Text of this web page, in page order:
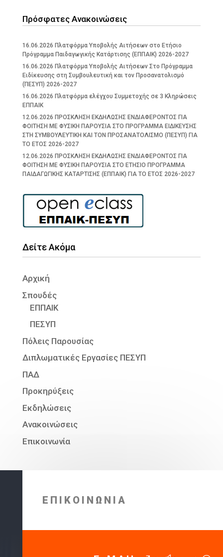
Πρόσφατες Ανακοινώσεις
16.06.2026 Πλατφόρμα Υποβολής Αιτήσεων στο Ετήσιο
Πρόγραμμα Παιδαγωγικής Κατάρτισης (ΕΠΠΑΙΚ) 2026-2027
16.06.2026 Πλατφόρμα Υποβολής Αιτήσεων Στο Πρόγραμμα
Ειδίκευσης στη Συμβουλευτική και τον Προσανατολισμό
(ΠΕΣΥΠ) 2026-2027
16.06.2026 Πλατφόρμα ελέγχου Συμμετοχής σε 3 Κληρώσεις
ΕΠΠΑΙΚ
12.06.2026 ΠΡΟΣΚΛΗΣΗ ΕΚΔΗΛΩΣΗΣ ΕΝΔΙΑΦΕΡΟΝΤΟΣ ΓΙΑ
ΦΟΙΤΗΣΗ ΜΕ ΦΥΣΙΚΗ ΠΑΡΟΥΣΙΑ ΣΤΟ ΠΡΟΓΡΑΜΜΑ ΕΙΔΙΚΕΥΣΗΣ
ΣΤΗ ΣΥΜΒΟΥΛΕΥΤΙΚΗ ΚΑΙ ΤΟΝ ΠΡΟΣΑΝΑΤΟΛΙΣΜΟ (ΠΕΣΥΠ) ΓΙΑ
ΤΟ ΕΤΟΣ 2026-2027
12.06.2026 ΠΡΟΣΚΛΗΣΗ ΕΚΔΗΛΩΣΗΣ ΕΝΔΙΑΦΕΡΟΝΤΟΣ ΓΙΑ
ΦΟΙΤΗΣΗ ΜΕ ΦΥΣΙΚΗ ΠΑΡΟΥΣΙΑ ΣΤΟ ΕΤΗΣΙΟ ΠΡΟΓΡΑΜΜΑ
ΠΑΙΔΑΓΩΓΙΚΗΣ ΚΑΤΑΡΤΙΣΗΣ (ΕΠΠΑΙΚ) ΓΙΑ ΤΟ ΕΤΟΣ 2026-2027
Δείτε Ακόμα
Αρχική
Σπουδές
ΕΠΠΑΙΚ
ΠΕΣΥΠ
Πόλεις Παρουσίας
Διπλωματικές Εργασίες ΠΕΣΥΠ
ΠΑΔ
Προκηρύξεις
Εκδηλώσεις
Ανακοινώσεις
Επικοινωνία
ΕΠΙΚΟΙΝΩΝΙΑ